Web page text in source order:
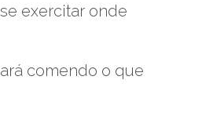
exercitar onde
comendo o que